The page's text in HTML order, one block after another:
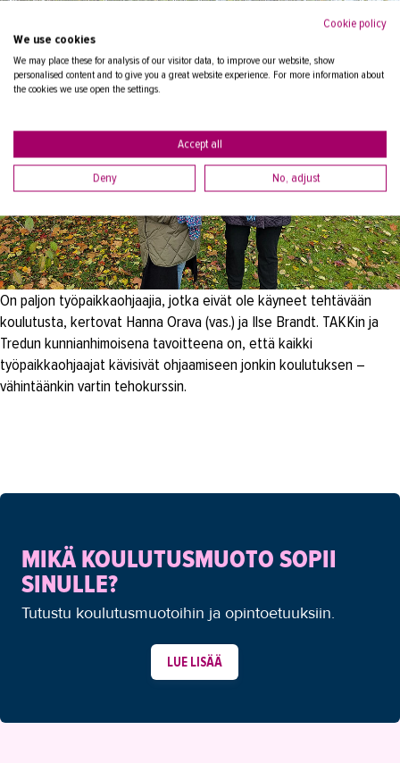
On paljon työpaikkaohjaajia, jotka eivät ole käyneet tehtävään
koulutusta, kertovat Hanna Orava (vas.) ja Ilse Brandt. TAKKin ja
Tredun kunnianhimoisena tavoitteena on, että kaikki
työpaikkaohjaajat kävisivät ohjaamiseen jonkin koulutuksen –
vähintäänkin vartin tehokurssin.
MIKÄ KOULUTUSMUOTO SOPII
SINULLE?
Tutustu koulutusmuotoihin ja opintoetuuksiin.
LUE LISÄÄ
Cookie policy
We use cookies
We may place these for analysis of our visitor data, to improve our website, show
personalised content and to give you a great website experience. For more information about
the cookies we use open the settings.
Accept all
Deny No, adjust